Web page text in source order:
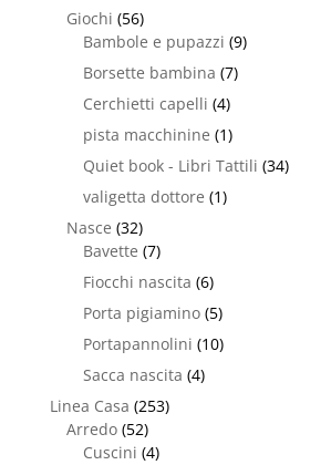
Giochi (56)
Bambole e pupazzi (9)
Borsette bambina (7)
Cerchietti capelli (4)
pista macchinine (1)
Quiet book - Libri Tattili (34)
valigetta dottore (1)
Nasce (32)
Bavette (7)
Fiocchi nascita (6)
Porta pigiamino (5)
Portapannolini (10)
Sacca nascita (4)
Linea Casa (253)
Arredo (52)
Cuscini (4)